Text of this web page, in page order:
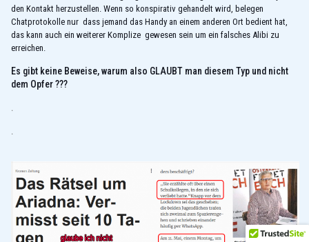
den Kontakt herzustellen. Wenn so konspirativ gehandelt wird, belegen
Chatprotokolle nur dass jemand das Handy an einem anderen Ort bedient hat,
das kann auch ein weiterer Komplize gewesen sein um ein falsches Alibi zu
erreichen.
Es gibt keine Beweise, warum also GLAUBT man diesem Typ und nicht
dem Opfer ???
.
.